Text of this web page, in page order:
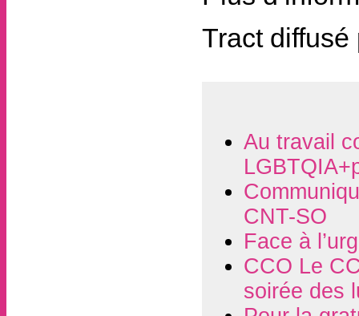
Tract
Au travail
CNT-SO
Face à
CCO Le
soirée des